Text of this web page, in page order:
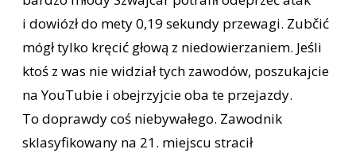
i dowiózł do mety 0,19 sekundy przewagi. Zubčić
mógł tylko kręcić głową z niedowierzaniem. Jeśli
ktoś z was nie widział tych zawodów, poszukajcie
na YouTubie i obejrzyjcie oba te przejazdy.
To doprawdy coś niebywałego. Zawodnik
sklasyfikowany na 21. miejscu stracił